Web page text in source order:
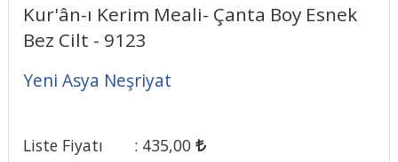
Kur'ân-ı Kerim Meali- Çanta Boy Esnek
Bez Cilt - 9123
Yeni Asya Neşriyat
Liste Fiyatı : 435,00